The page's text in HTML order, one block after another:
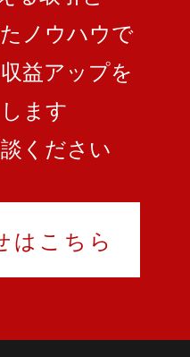
ノウハウで
益アップを
ます
ください
はこちら